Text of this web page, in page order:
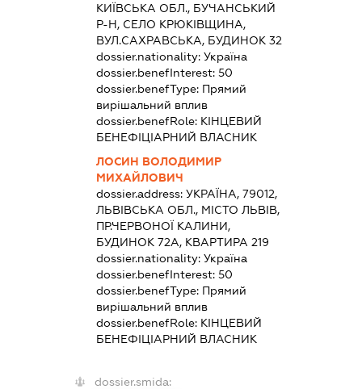
КИЇВСЬКА ОБЛ., БУЧАНСЬКИЙ
Р-Н, СЕЛО КРЮКІВЩИНА,
ВУЛ.САХРАВСЬКА, БУДИНОК 32
dossier.nationality: Україна
dossier.benefInterest: 50
dossier.benefType: Прямий
вирішальний вплив
dossier.benefRole: КІНЦЕВИЙ
БЕНЕФІЦІАРНИЙ ВЛАСНИК
ЛОСИН ВОЛОДИМИР
МИХАЙЛОВИЧ
dossier.address: УКРАЇНА, 79012,
ЛЬВІВСЬКА ОБЛ., МІСТО ЛЬВІВ,
ПР.ЧЕРВОНОЇ КАЛИНИ,
БУДИНОК 72А, КВАРТИРА 219
dossier.nationality: Україна
dossier.benefInterest: 50
dossier.benefType: Прямий
вирішальний вплив
dossier.benefRole: КІНЦЕВИЙ
БЕНЕФІЦІАРНИЙ ВЛАСНИК
dossier.smida: